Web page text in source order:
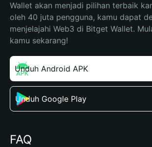
Wallet akan menjadi pilihan terbaik
oleh 40 juta pengguna, kamu dapat
menjelajahi Web3 di Bitget Wallet.
kamu sekarang!
Unduh Android APK
Unduh Google Play
FAQ